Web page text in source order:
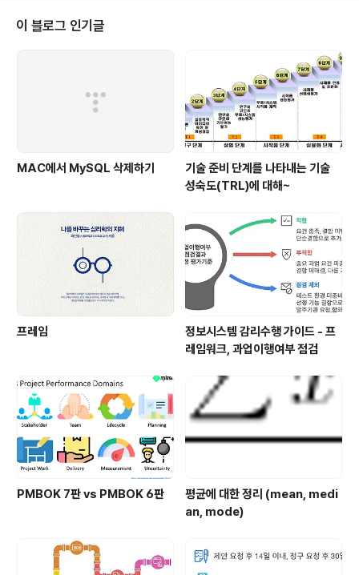
이 블로그 인기글
MAC에서 MySQL 삭제하기
기술 준비 단계를 나타내는 기술
성숙도(TRL)에 대해~
프레임
정보시스템 감리수행 가이드 - 프
레임워크, 과업이행여부 점검
PMBOK 7판 vs PMBOK 6판
평균에 대한 정리 (mean, medi
an, mode)